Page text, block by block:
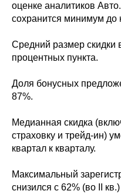
оценке аналитиков
сохранится минимум до
Средний размер скидки
процентных пункта.
Доля бонусных
87%.
Медианная скидка
страховку и трейд-ин)
квартал к кварталу.
Максимальный
снизился с 62% (во II